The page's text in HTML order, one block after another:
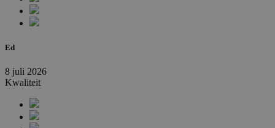
Ed
8 juli 2026
Kwaliteit